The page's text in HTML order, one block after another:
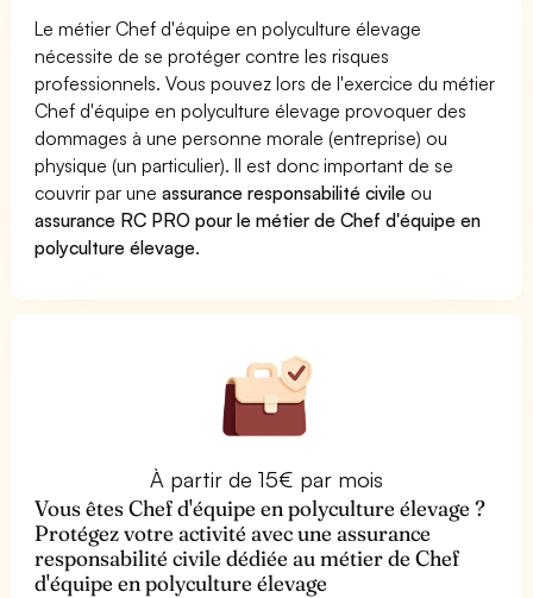
Le métier Chef d'équipe en polyculture élevage
nécessite de se protéger contre les risques
professionnels. Vous pouvez lors de l'exercice du métier
Chef d'équipe en polyculture élevage provoquer des
dommages à une personne morale (entreprise) ou
physique (un particulier). Il est donc important de se
couvrir par uneassurance responsabilité civile ou
assurance RC PRO pour le métier de Chef d'équipe en
polyculture élevage.
À partir de 15€ par mois
Vous êtes Chef d'équipe en polyculture élevage ?
Protégez votre activité avec une assurance
responsabilité civile dédiée au métier de Chef
d'équipe en polyculture élevage